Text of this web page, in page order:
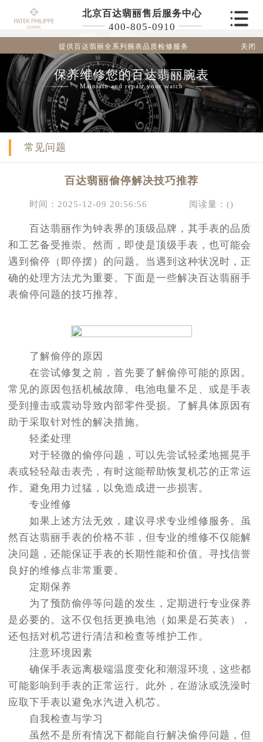
北京百达翡丽售后服务中心
400-805-0910
提供百达翡丽全系列腕表品质检修服务 关闭
保养维修您的百达翡丽腕表
Maintain and repair your watch
常见问题
百达翡丽偷停解决技巧推荐
时间：2025-12-09 20:56:56 阅读量：()
百达翡丽作为钟表界的顶级品牌，其手表的品质
和工艺备受推崇。然而，即使是顶级手表，也可能会
遇到偷停（即停摆）的问题。当遇到这种状况时，正
确的处理方法尤为重要。下面是一些解决百达翡丽手
表偷停问题的技巧推荐。
了解偷停的原因
在尝试修复之前，首先要了解偷停可能的原因。
常见的原因包括机械故障、电池电量不足、或是手表
受到撞击或震动导致内部零件受损。了解具体原因有
助于采取针对性的解决措施。
轻柔处理
对于轻微的偷停问题，可以先尝试轻柔地摇晃手
表或轻轻敲击表壳，有时这能帮助恢复机芯的正常运
作。避免用力过猛，以免造成进一步损害。
专业维修
如果上述方法无效，建议寻求专业维修服务。虽
然百达翡丽手表的价格不菲，但专业的维修不仅能解
决问题，还能保证手表的长期性能和价值。寻找信誉
良好的维修点非常重要。
定期保养
为了预防偷停等问题的发生，定期进行专业保养
是必要的。这不仅包括更换电池（如果是石英表），
还包括对机芯进行清洁和检查等维护工作。
注意环境因素
确保手表远离极端温度变化和潮湿环境，这些都
可能影响到手表的正常运行。此外，在游泳或洗澡时
应取下手表以避免水汽进入机芯。
自我检查与学习
虽然不是所有情况下都能自行解决偷停问题，但